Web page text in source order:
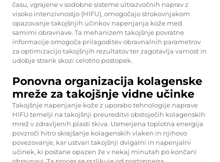
času, vgrajene v sodobne sisteme ultrazvočnih naprav z
visoko intenzivnostjo (HIFU), omogočajo strokovnjakom
opazovanje takojšnjih učinkov napenjanja kože med
samimi obravnave. Ta mehanizem takojšnje povratne
informacije omogoča prilagoditev obravnalnih parametrov
za optimizacijo takojšnjih rezultatov ter zagotavlja varnost in
udobje strank skozi celotno postopek.
Ponovna organizacija kolagenske
mreže za takojšnje vidne učinke
Takojšnje napenjanje kože z uporabo tehnologije naprave
HIFU temelji na takojšnji preureditvi obstoječih kolagenskih
mrež v zdravljenih plasti tkiva. Usmerjena toplotna energija
povzroči hitro skrajšanje kolagenskih vlaken in njihovo
povezovanje, kar ustvari takojšnji dvigalni in napenjalni
učinek, ki postane opazen že v nekaj minutah po končani